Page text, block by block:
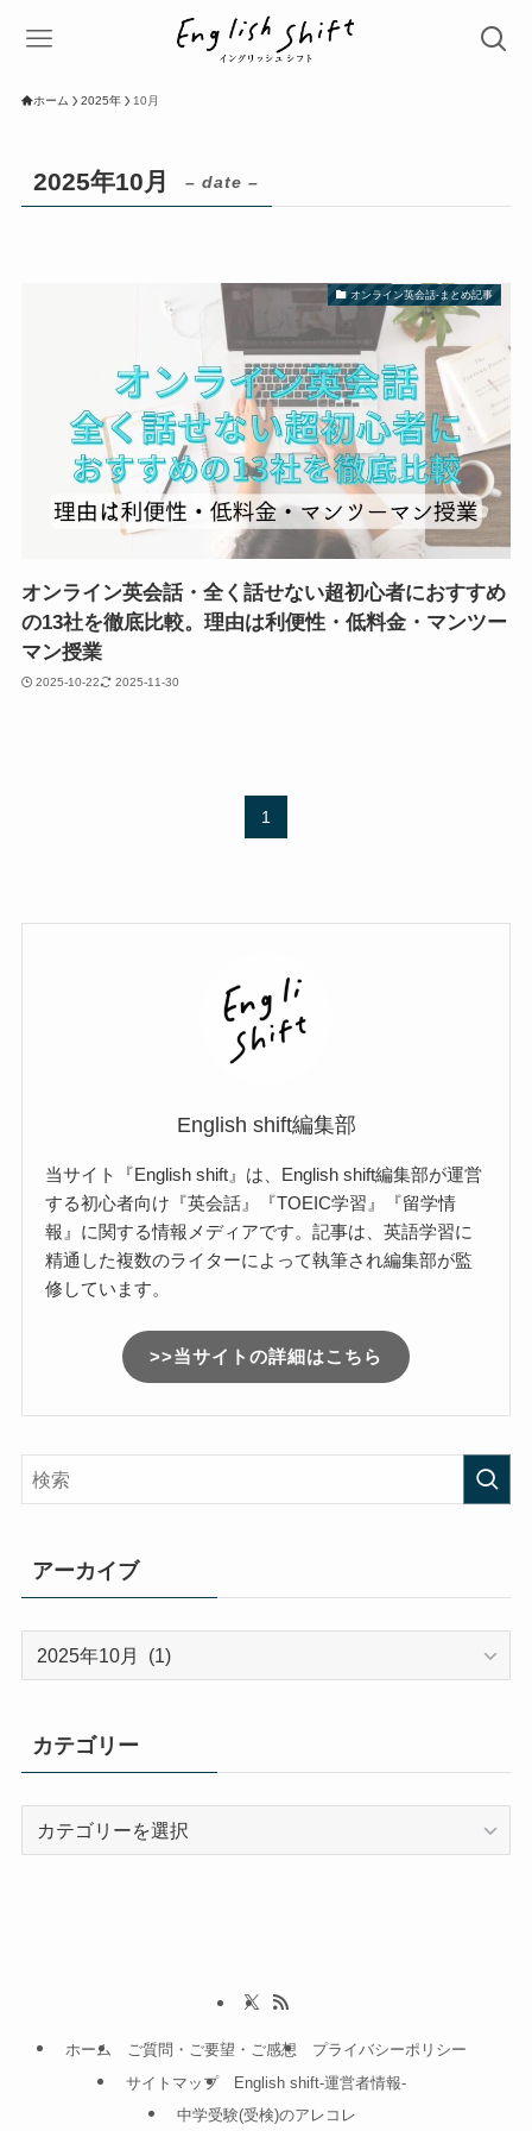
ホーム 2025年 10月
2025年10月 – date –
オンライン英会話-まとめ記事
オンライン英会話・全く話せない超初心者におすすめ
の13社を徹底比較。理由は利便性・低料金・マンツー
マン授業
2025-10-22 2025-11-30
1
English shift編集部
当サイト『English shift』は、English shift編集部が運営
する初心者向け『英会話』『TOEIC学習』『留学情
報』に関する情報メディアです。記事は、英語学習に
精通した複数のライターによって執筆され編集部が監
修しています。
>>当サイトの詳細はこちら
アーカイブ
ブ
カテゴリー
ホーム ご質問・ご要望・ご感想
プライバシーポリシー
サイトマップ
English shift-運営者情報-
中学受験(受検)のアレコレ